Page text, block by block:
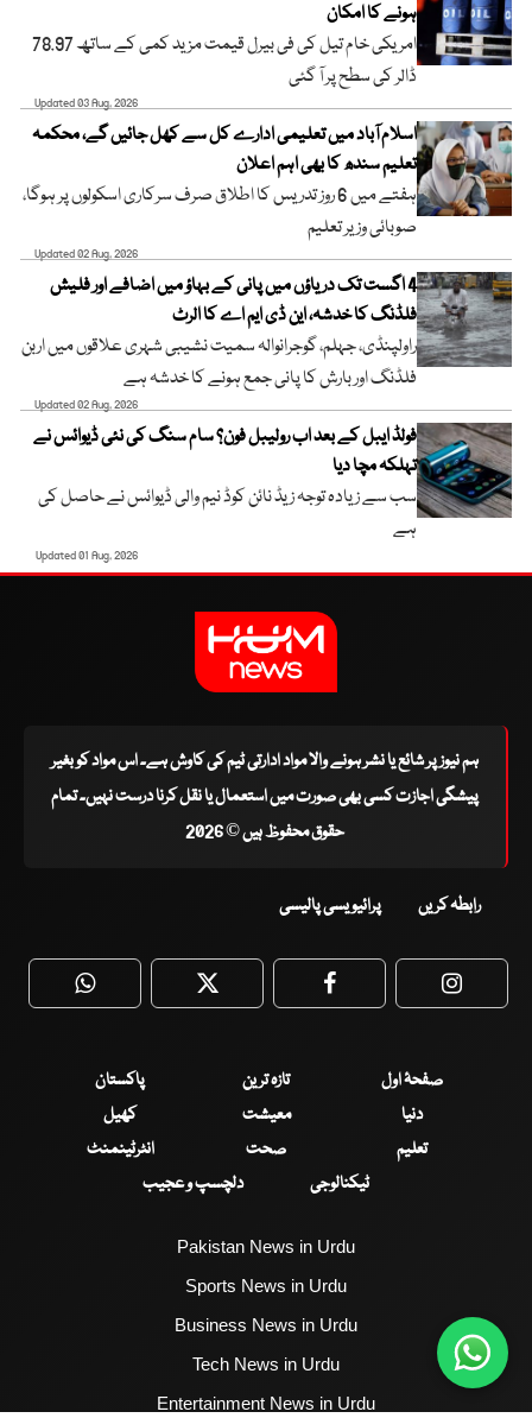
ہونے کا امکان
امریکی خام تیل کی فی بیرل قیمت مزید کمی کے ساتھ 78.97
ڈالر کی سطح پر آ گئی
Updated 03 Aug, 2026
اسلام آباد میں تعلیمی ادارے کل سے کھل جائیں گے، محکمہ
تعلیم سندھ کا بھی اہم اعلان
ہفتے میں 6 روز تدریس کا اطلاق صرف سرکاری اسکولوں پر ہوگا،
صوبائی وزیر تعلیم
Updated 02 Aug, 2026
4 اگست تک دریاؤں میں پانی کے بہاؤ میں اضافے اور فلیش
فلڈنگ کا خدشہ، این ڈی ایم اے کا الرٹ
راولپنڈی، جہلم، گوجرانوالہ سمیت نشیبی شہری علاقوں میں اربن
فلڈنگ اور بارش کا پانی جمع ہونے کا خدشہ ہے
Updated 02 Aug, 2026
فولڈ ایبل کے بعد اب رولیبل فون؟ سام سنگ کی نئی ڈیوائس نے
تہلکہ مچا دیا
سب سے زیادہ توجہ زیڈ نائن کوڈ نیم والی ڈیوائس نے حاصل کی
ہے
Updated 01 Aug, 2026
ہم نیوز پر شائع یا نشر ہونے والا مواد ادارتی ٹیم کی کاوش ہے۔ اس مواد کو بغیر
پیشگی اجازت کسی بھی صورت میں استعمال یا نقل کرنا درست نہیں۔ تمام
حقوق محفوظ ہیں © 2026
رابطہ کریں پرائیویسی پالیسی
WhatsApp Twitter Facebook
صفحۂ اول تازہ ترین
پاکستان
دنیا
معیشت
کھیل
تعلیم
صحت
انٹرٹینمنٹ
ٹیکنالوجی
دلچسپ و عجیب
Pakistan News in Urdu
Sports News in Urdu
Business News in Urdu
Tech News in Urdu
Entertainment News in Urdu